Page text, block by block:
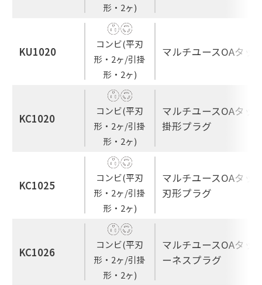
形・2ヶ)
KU1020
コンビ(平刃
形・2ヶ/引掛
形・2ヶ)
マルチユースOAタッ
KC1020
コンビ(平刃
形・2ヶ/引掛
形・2ヶ)
マルチユースOAタッ
掛形プラグ
KC1025
コンビ(平刃
形・2ヶ/引掛
形・2ヶ)
マルチユースOAタッ
刃形プラグ
KC1026
コンビ(平刃
形・2ヶ/引掛
形・2ヶ)
マルチユースOAタッ
ーネスプラグ